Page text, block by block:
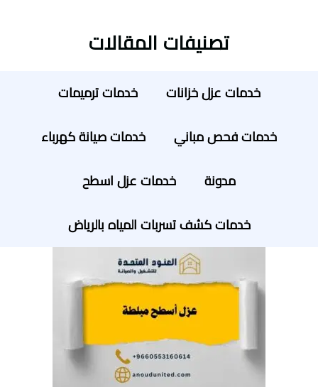
تصنيفات المقالات
خدمات عزل خزانات خدمات ترميمات
خدمات فحص مباني خدمات صيانة كهرباء
مدونة خدمات عزل اسطح
خدمات كشف تسربات المياه بالرياض